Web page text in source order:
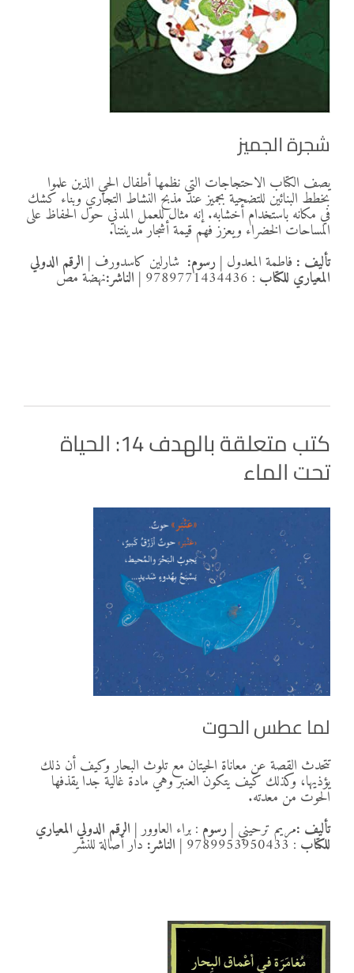
شجرة الجميز
يصف الكتاب الاحتجاجات التي نظمها أطفال الحي الذين علموا
بخطط البنائين للتضحية بجميز عند مذبح النشاط التجاري وبناء كشك
في مكانه باستخدام أخشابه. إنه مثال للعمل المدني حول الحفاظ على
المساحات الخضراء ويعزز فهم قيمة أشجار مدينتنا.
تأليف :فاطمة المعدول |رسوم: شارلين كاسدورف | الرقم الدولي
المعياري للكتاب : 9789771434436
| الناشر:نهضة مص
كتب متعلقة بالهدف 14: الحياة
تحت الماء
لما عطس الحوت
تتحدث القصة عن معاناة الحيتان مع تلوث البحار وكيف أن ذلك
يؤذيها، وكذلك كيف يتكون العنبر وهي مادة غالية جدا يقذفها
الحوت من معدته.
تأليف :مريم ترحيني |رسوم : براء العاوور| الرقم الدولي المعياري
للكتاب : 9789953950433 | الناشر: دار أصالة للنشر